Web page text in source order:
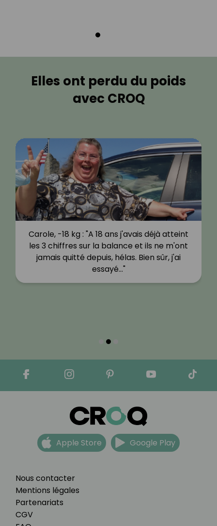
Elles ont perdu du poids
avec CROQ
Carole, -18 kg : "A 18 ans j'avais déjà atteint
les 3 chiffres sur la balance et ils ne m'ont
jamais quitté depuis, hélas. Bien sûr, j'ai
essayé…"
Nous contacter
Mentions légales
Partenariats
CGV
Apple Store Google Play